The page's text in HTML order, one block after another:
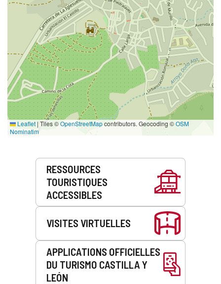
Leaflet |Tiles ©OpenStreetMapcontributors. Geocoding ©OSM
Nominatim
Prestations
RESSOURCES
TOURISTIQUES
ACCESSIBLES
VISITES VIRTUELLES
APPLICATIONS OFFICIELLES
DU TURISMO CASTILLA Y
LEÓN